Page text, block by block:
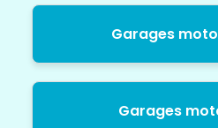
Garages
Garages